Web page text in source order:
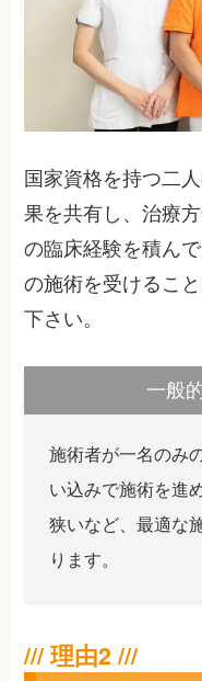
国家資格を持つ二
果を共有し、治療
の臨床経験を積ん
の施術を受けるこ
下さい。
一般
施術者が一名のみ
い込みで施術を進
狭いなど、最適な
ります。